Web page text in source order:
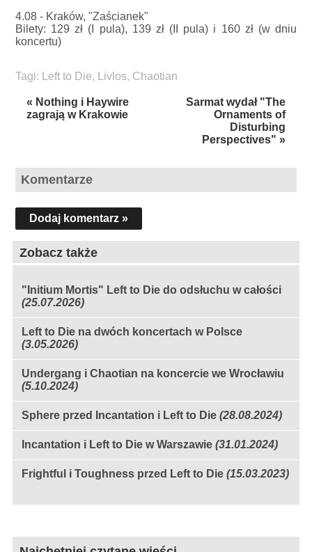
4.08 - Kraków, "Zaścianek"
Bilety: 129 zł (I pula), 139 zł (II pula) i 160 zł (w dniu
koncertu)
Tagi: Left to Die, Livlos, Chaotian
« Nothing i Haywire
zagrają w Krakowie
Sarmat wydał "The
Ornaments of
Disturbing
Perspectives" »
Komentarze
Dodaj komentarz »
Zobacz także
"Initium Mortis" Left to Die do odsłuchu w całości
(25.07.2026)
Left to Die na dwóch koncertach w Polsce
(3.05.2026)
Undergang i Chaotian na koncercie we Wrocławiu
(5.10.2024)
Sphere przed Incantation i Left to Die (28.08.2024)
Incantation i Left to Die w Warszawie (31.01.2024)
Frightful i Toughness przed Left to Die (15.03.2023)